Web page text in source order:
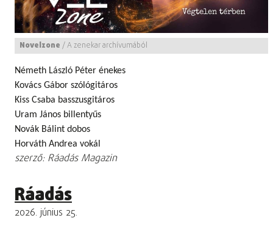
Novelzone /A zenekar archívumából
Németh László Péter énekes
Kovács Gábor szólógitáros
Kiss Csaba basszusgitáros
Uram János billentyűs
Novák Bálint dobos
Horváth Andrea vokál
szerző: Ráadás Magazin
Ráadás
2026. június 25.